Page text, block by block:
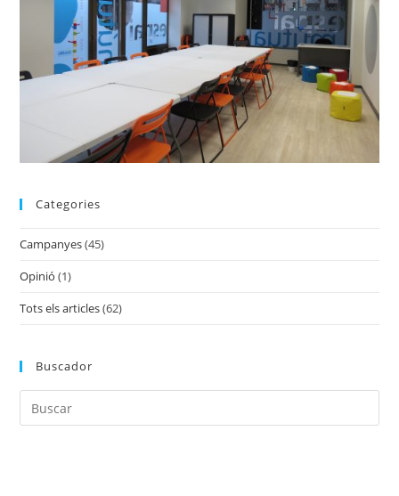
Categories
Campanyes(45)
Opinió (1)
Tots els articles(62)
Buscador